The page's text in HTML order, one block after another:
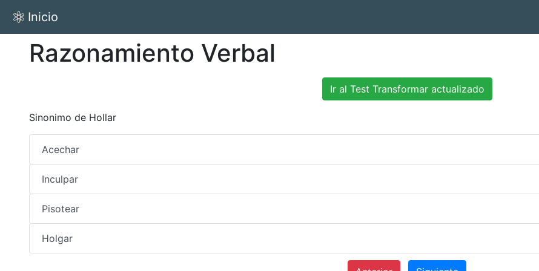
Inicio
Razonamiento Verbal
Ir al Test Transformar actualizado
Sinonimo de Hollar
Acechar
Inculpar
Pisotear
Holgar